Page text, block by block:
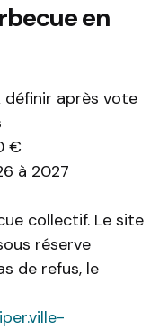
en
définir après vote
€
à 2027
collectif. Le site
réserve
de refus, le